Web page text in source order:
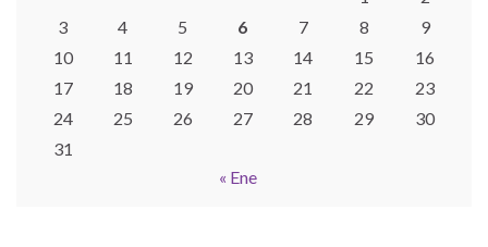
3
4 5 6 7 8
9
10
11 12 13 14 15
16
17
18 19 20 21 22
23
24
25 26 27 28 29
30
31
« Ene